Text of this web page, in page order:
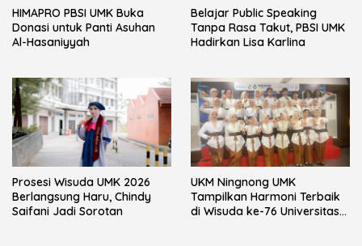
HIMAPRO PBSI UMK Buka
Donasi untuk Panti Asuhan
Al-Hasaniyyah
Belajar Public Speaking
Tanpa Rasa Takut, PBSI UMK
Hadirkan Lisa Karlina
Prosesi Wisuda UMK 2026
Berlangsung Haru, Chindy
Saifani Jadi Sorotan
UKM Ningnong UMK
Tampilkan Harmoni Terbaik
di Wisuda ke-76 Universitas